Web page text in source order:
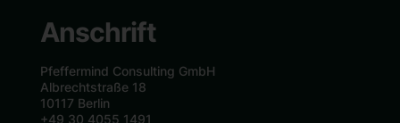
Anschrift
Pfeffermind Consulting GmbH
Albrechtstraße 18
10117 Berlin
+49 30 4055 1491